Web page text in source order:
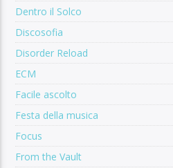
Dentro il Solco
Discosofia
Disorder Reload
ECM
Facile ascolto
Festa della musica
Focus
From the Vault